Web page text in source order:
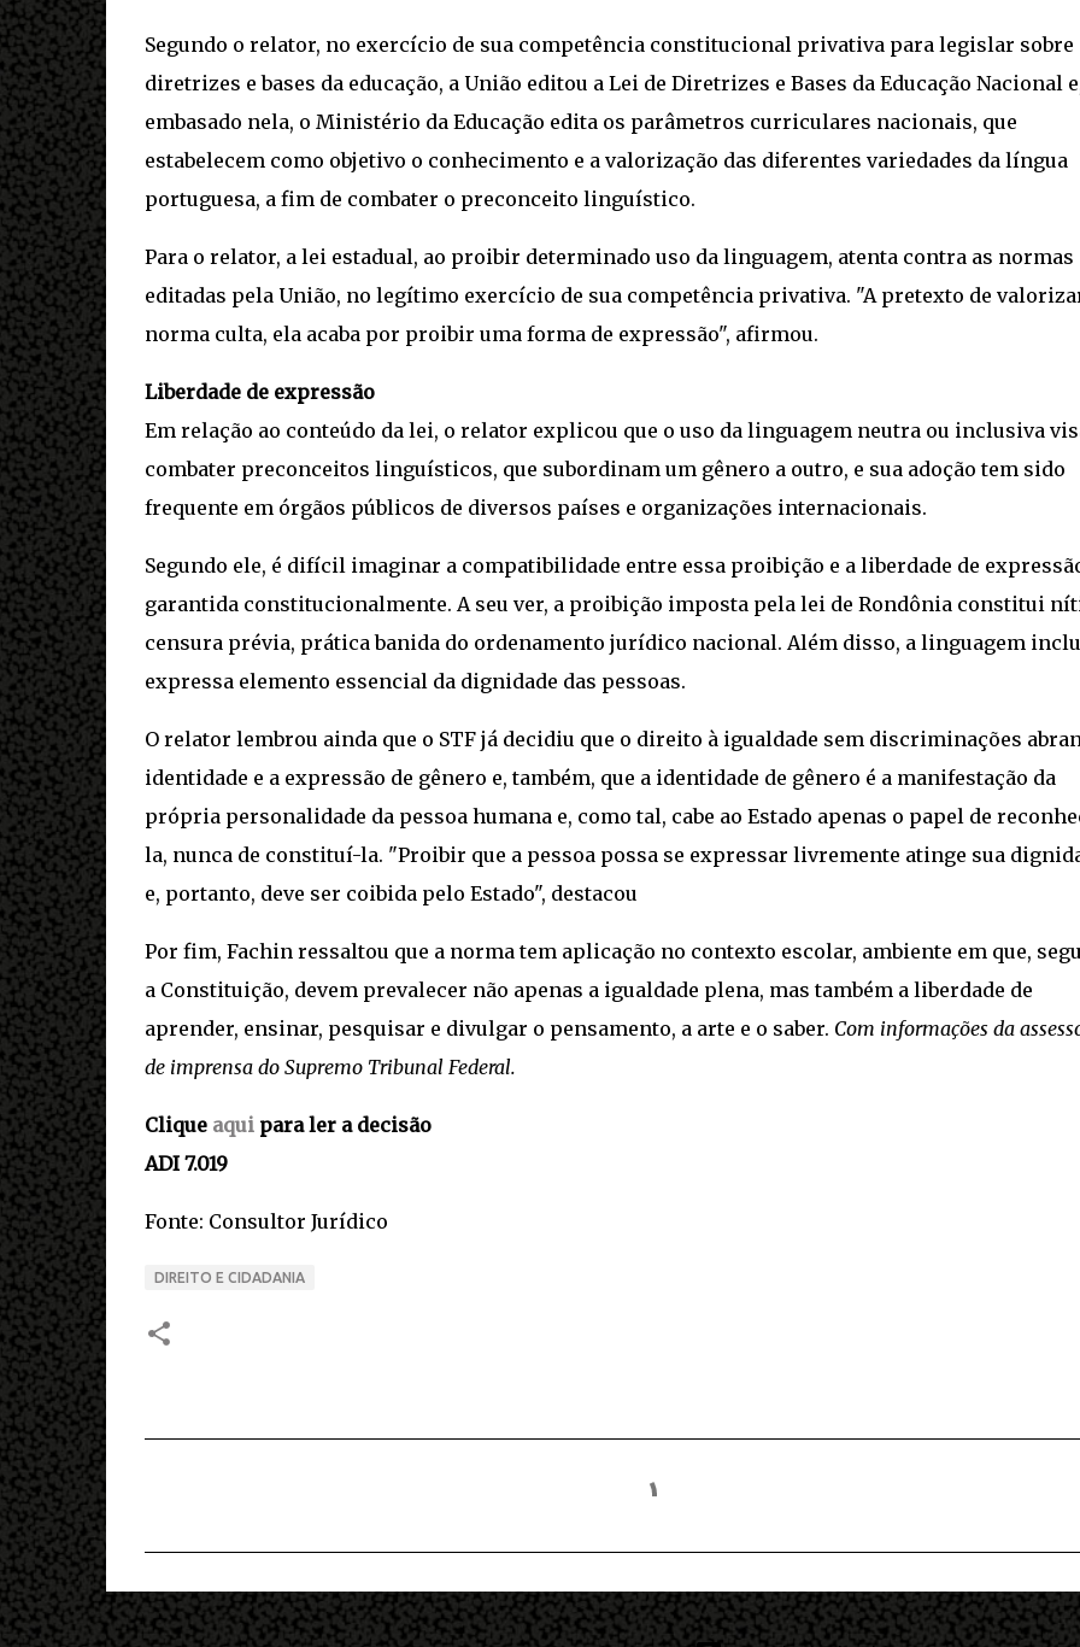
Segundo o relator, no exercício de sua competência constitucional privativa para legislar sobre
diretrizes e bases da educação, a União editou a Lei de Diretrizes e Bases da Educação Nacional
embasado nela, o Ministério da Educação edita os parâmetros curriculares nacionais, que
estabelecem como objetivo o conhecimento e a valorização das diferentes variedades da língua
portuguesa, a fim de combater o preconceito linguístico.
Para o relator, a lei estadual, ao proibir determinado uso da linguagem, atenta contra as normas
editadas pela União, no legítimo exercício de sua competência privativa. "A pretexto de
norma culta, ela acaba por proibir uma forma de expressão", afirmou.
Liberdade de expressão
Em relação ao conteúdo da lei, o relator explicou que o uso da linguagem neutra ou inclusiva
combater preconceitos linguísticos, que subordinam um gênero a outro, e sua adoção tem sido
frequente em órgãos públicos de diversos países e organizações internacionais.
Segundo ele, é difícil imaginar a compatibilidade entre essa proibição e a liberdade de
garantida constitucionalmente. A seu ver, a proibição imposta pela lei de Rondônia constitui
censura prévia, prática banida do ordenamento jurídico nacional. Além disso, a linguagem
expressa elemento essencial da dignidade das pessoas.
O relator lembrou ainda que o STF já decidiu que o direito à igualdade sem discriminações
identidade e a expressão de gênero e, também, que a identidade de gênero é a manifestação da
própria personalidade da pessoa humana e, como tal, cabe ao Estado apenas o papel de
la, nunca de constituí-la. "Proibir que a pessoa possa se expressar livremente atinge sua
e, portanto, deve ser coibida pelo Estado", destacou
Por fim, Fachin ressaltou que a norma tem aplicação no contexto escolar, ambiente em que,
a Constituição, devem prevalecer não apenas a igualdade plena, mas também a liberdade de
aprender, ensinar, pesquisar e divulgar o pensamento, a arte e o saber. Com informações da
de imprensa do Supremo Tribunal Federal.
Clique aquipara ler a decisão
ADI 7.019
Fonte: Consultor Jurídico
DIREITO E CIDADANIA
n